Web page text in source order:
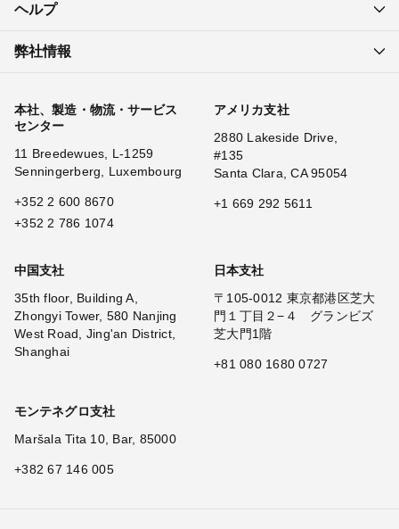
ヘルプ
弊社情報
本社、製造・物流・サービス
センター
11 Breedewues, L-1259
Senningerberg, Luxembourg
+352 2 600 8670
+352 2 786 1074
アメリカ支社
2880 Lakeside Drive,
#135
Santa Clara, CA 95054
+1 669 292 5611
中国支社
35th floor, Building A,
Zhongyi Tower, 580 Nanjing
West Road, Jing'an District,
Shanghai
日本支社
〒105-0012 東京都港区芝大
門１丁目２−４ グランビズ
芝大門1階
+81 080 1680 0727
モンテネグロ支社
Maršala Tita 10, Bar, 85000
+382 67 146 005